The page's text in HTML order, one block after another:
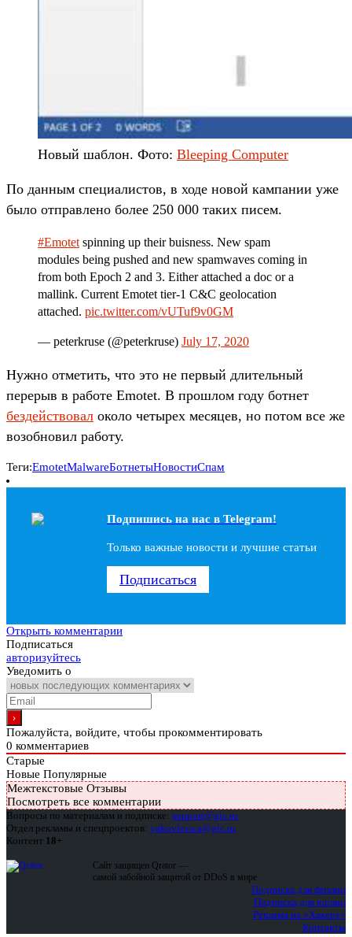
Новый шаблон. Фото: Bleeping Computer
По данным специалистов, в ходе новой кампании уже
было отправлено более 250 000 таких писем.
#Emotet spinning up their buisness. New spam
modules being pushed and new spamwaves coming in
from both Epoch 2 and 3. Either attached a doc or a
mallink. Current Emotet tier-1 C&C geolocation
attached. pic.twitter.com/vUTuf9v0GM
— peterkruse (@peterkruse) July 17, 2020
Нужно отметить, что это не первый длительный
перерыв в работе Emotet. В прошлом году ботнет
бездействовал около четырех месяцев, но потом все же
возобновил работу.
Теги:EmotetMalwareБотнетыНовостиСпам
Подпишись на наc в Telegram!
Только важные новости и лучшие статьи
Подписаться
Открыть комментарии
Подписаться
авторизуйтесь
Уведомить о
Пожалуйста, войдите, чтобы прокомментировать
0 комментариев
Старые
Новые Популярные
Межтекстовые Отзывы
Посмотреть все комментарии
Вопросы по материалам и подписке: support@glc.ru
Отдел рекламы и спецпроектов: yakovleva.a@glc.ru
Контент 18+
Сайт защищен Qrator —
самой забойной защитой от DDoS в мире
Подписка для физлиц
Подписка для юрлиц
Реклама на «Хакере»
Контакты